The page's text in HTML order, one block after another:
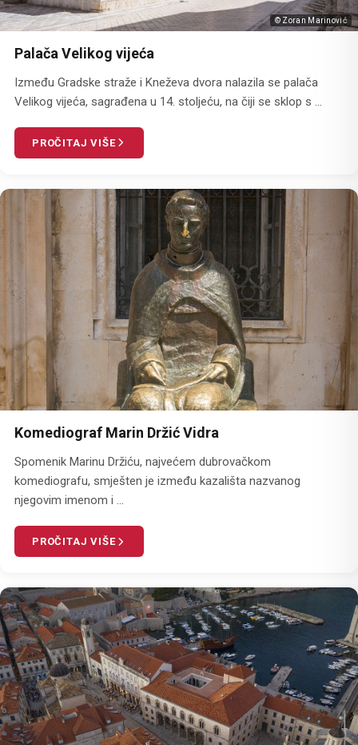
© Zoran Marinović
Palača Velikog vijeća
Između Gradske straže i Kneževa dvora nalazila se palača
Velikog vijeća, sagrađena u 14. stoljeću, na čiji se sklop s ...
PROČITAJ VIŠE
Komediograf Marin Držić Vidra
Spomenik Marinu Držiću, najvećem dubrovačkom
komediografu, smješten je između kazališta nazvanog
njegovim imenom i ...
PROČITAJ VIŠE